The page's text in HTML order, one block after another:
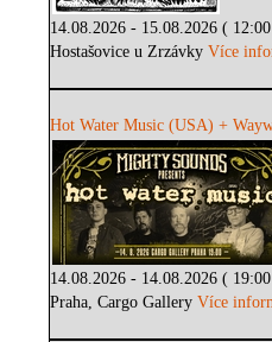
14.08.2026 - 15.08.2026 (
Hostašovice u ZrzávkyVíce
Hot Water Music (USA) +
14.08.2026 - 14.08.2026 (
Praha, Cargo GalleryVíce